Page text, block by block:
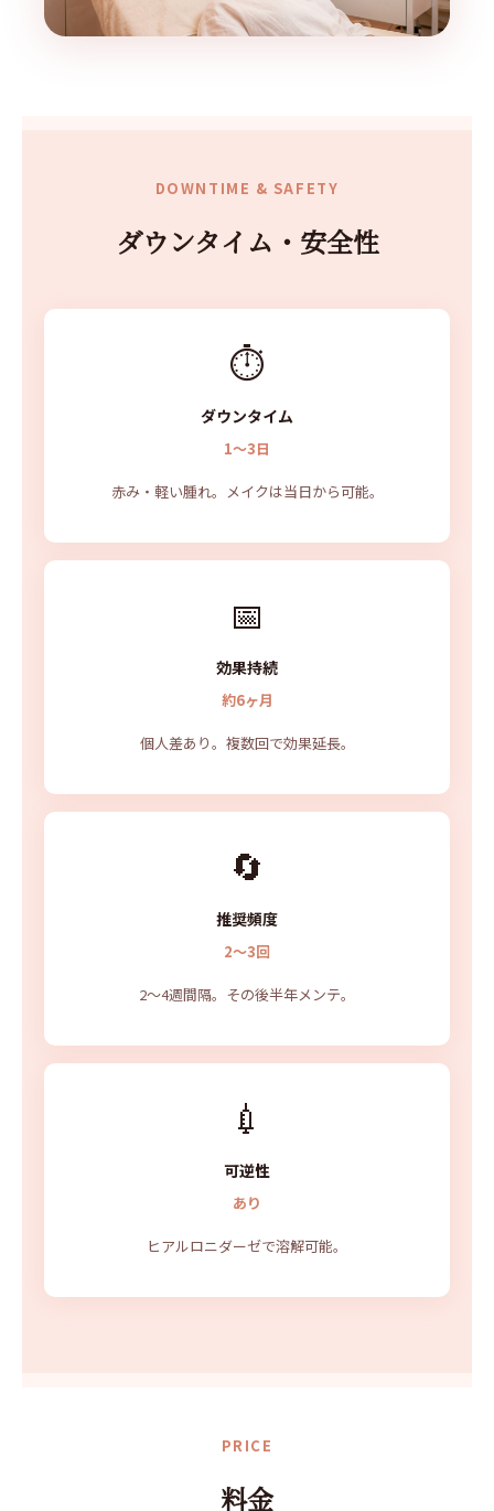
DOWNTIME & SAFETY
ダウンタイム・安全性
⏱️
ダウンタイム
1〜3日
赤み・軽い腫れ。メイクは当日から可能。
📅
効果持続
約6ヶ月
個人差あり。複数回で効果延長。
🔄
推奨頻度
2〜3回
2〜4週間隔。その後半年メンテ。
💉
可逆性
あり
ヒアルロニダーゼで溶解可能。
PRICE
料金